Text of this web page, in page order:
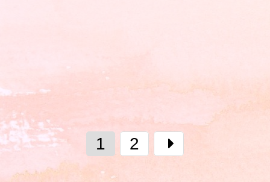
1 2